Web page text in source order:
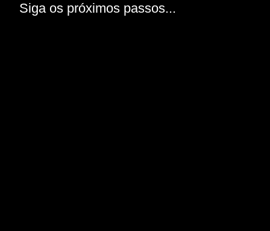
Siga os próximos passos...